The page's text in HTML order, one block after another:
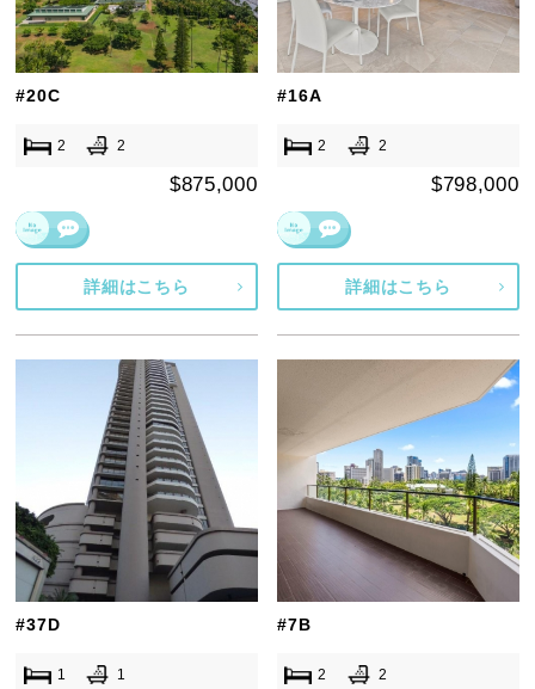
#20C
2 2
$875,000
詳細はこちら
#16A
2 2
$798,000
詳細はこちら
#37D
1 1
#7B
2 2